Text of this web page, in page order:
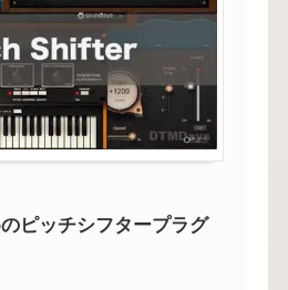
ピッチシフタープラグ